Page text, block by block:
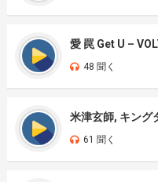
愛 罠 Get U –
48 聞く
米津玄師, キング
61 聞く